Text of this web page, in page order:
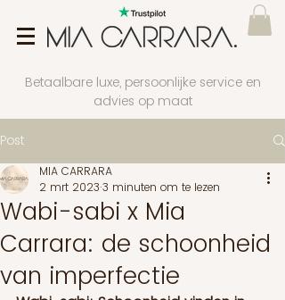
Betaalbare luxe, persoonlijke service en
advies op maat
Post
Wabi-sabi x Mia
Carrara: de schoonheid
van imperfectie
MIA CARRARA
2 mrt 2023 3 minuten om te lezen